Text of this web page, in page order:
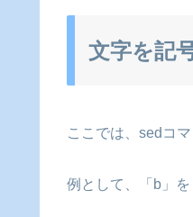
文字を記
ここでは、sedコ
例として、「b」